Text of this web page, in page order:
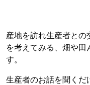
産地を訪れ生産者との
を考えてみる、畑や
す。
生産者のお話を聞くだ